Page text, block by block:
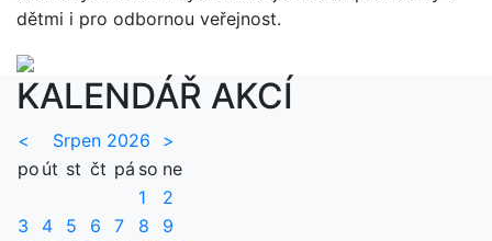
dětmi i pro odbornou veřejnost.
KALENDÁŘ AKCÍ
< Srpen 2026
>
po út st čt pá so ne
1
2
3
4 5 6 7 8
9